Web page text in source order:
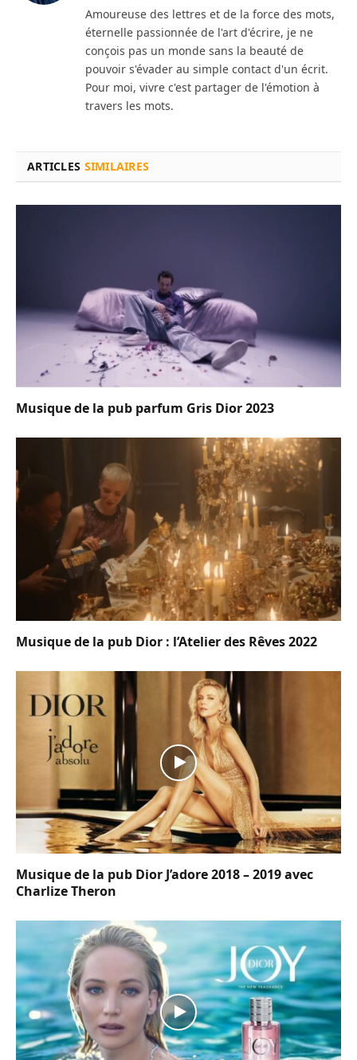
Amoureuse des lettres et de la force des mots,
éternelle passionnée de l'art d'écrire, je ne
conçois pas un monde sans la beauté de
pouvoir s'évader au simple contact d'un écrit.
Pour moi, vivre c'est partager de l'émotion à
travers les mots.
ARTICLES SIMILAIRES
Musique de la pub parfum Gris Dior 2023
Musique de la pub Dior : l’Atelier des Rêves 2022
Musique de la pub Dior J’adore 2018 – 2019 avec
Charlize Theron